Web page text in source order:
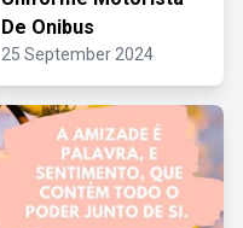
De Onibus
25 September 2024